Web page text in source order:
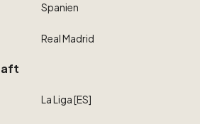
Spanien
RealMadrid
LaLiga[ES]